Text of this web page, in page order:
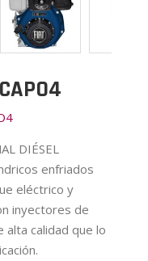
DIÉSEL
enfriados
eléctrico y
inyectores de
alta calidad que lo